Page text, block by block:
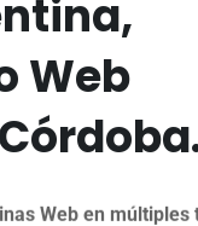
Web
Web en múltiples